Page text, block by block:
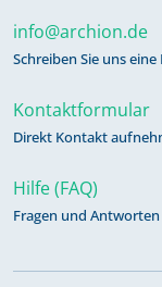
info@archion.de
Schreiben Sie uns eine
Kontaktformular
Direkt Kontakt
Hilfe (FAQ)
Fragen und Antworten